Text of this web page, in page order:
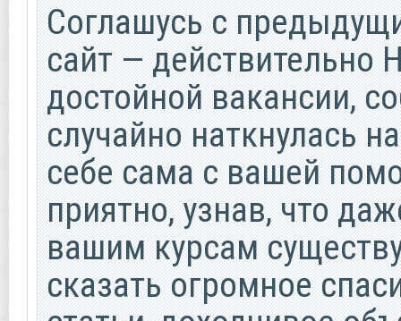
Соглашусь с
сайт —
достойной вакансии,
случайно наткнулась
себе сама с вашей
приятно, узнав, что
вашим курсам
сказать огромное